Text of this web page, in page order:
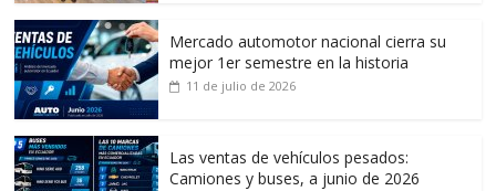
Mercado automotor nacional cierra su
mejor 1er semestre en la historia
11 de julio de 2026
Las ventas de vehículos pesados:
Camiones y buses, a junio de 2026